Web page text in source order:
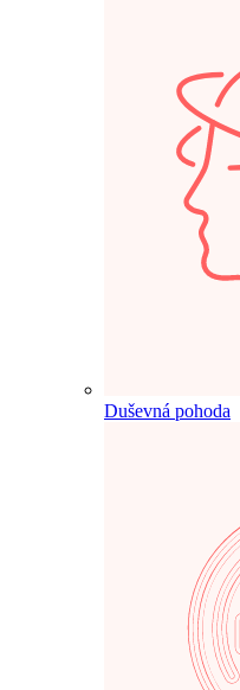
Duševná pohoda